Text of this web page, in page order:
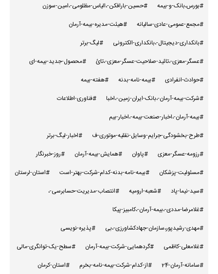
#بورس،بانک-و-بیمه
#حسین-بارافکن-،الیاس-مظلومی-،امین-سوزن
#مجمع-عمومی-عادی-سالیانه
#هیئت-مدیره-بیمه-آرمان
#بانکداری-دیجیتال-،بانکداری-الکترونی
#لیگ-برتر
#عسگر-معزی-،تائید-صلاحیت-عسگر-معزی-،تائ
#محصول-جدید-بیمه-ای
#حوادث-انفرادی
#بیمه-نامه-بدنه
#هفته-بیمه
#شرکت-بیمه-آرمان-،بانک-ایران-زمین-،اخبا
#فناوری-اطلاعات
#بیمه-آرمان-،اخبار-صنعت-بیمه-،اخبار-بیم
#طرح-بخشودگی-جرایم-وسایل-نقلیه-موتوری-ف
#اخبار-لیگ-برتر
#رزومه-عسگر-معزی
#پاوان #همایش-بیمه-آرمان
#روز-خبرنگار
#مسئولیت-پزشکان
#بیمه-نامه-بدنه-کدام-شرکت-بهتر-است
#استان-لرستان
#سید-نیما-پاد
#شعبه-ارومیه
#انتصاب-مدیریت-حسابرسی-،
#غلامرضا-مددی-،بیمه-آرمان-،کامبیز-پیکا
#مهدی-رشیدپور،سازمان-جهادکشاورزی-،بی
#پذیره-نویسی
#غلامعلی-کاظمی
#گردهمایی-شرکت-بیمه-آرمان
#سطح-یک-توانگری-مالی
#سامانه-آرمان-24
#از-کدام-شرکت-بیمه-نامه-بخرم #استان-کرمان